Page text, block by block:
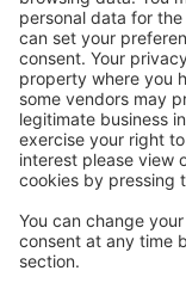
Bitte starten Sie Ihre
Copyright © eSky.at.